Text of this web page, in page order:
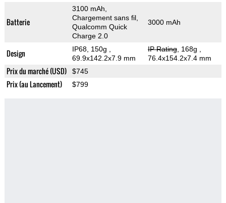
Batterie
3100 mAh,
Chargement sans fil,
Qualcomm Quick
Charge 2.0
3000 mAh
Design IP68, 150g
69.9x142.2x7.9 mm
IP Rating, 168g
76.4x154.2x7.4 mm
Prix du marché (USD) $745
Prix (au Lancement) $799